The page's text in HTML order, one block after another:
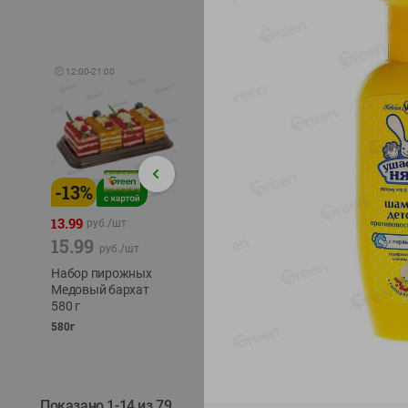
🕘 12:00-21:00
-13%
13.99 руб./шт
15.99 руб./шт
Набор пирожных
Медовый бархат
580 г
580г
-24%
4.99
ТОФУ
230г